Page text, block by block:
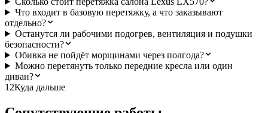
Что входит в базовую перетяжку, а что заказывают
отдельно?
Останутся ли рабочими подогрев, вентиляция и подушки
безопасности?
Обивка не пойдёт морщинами через полгода?
Можно перетянуть только передние кресла или один
диван?
12Куда дальше